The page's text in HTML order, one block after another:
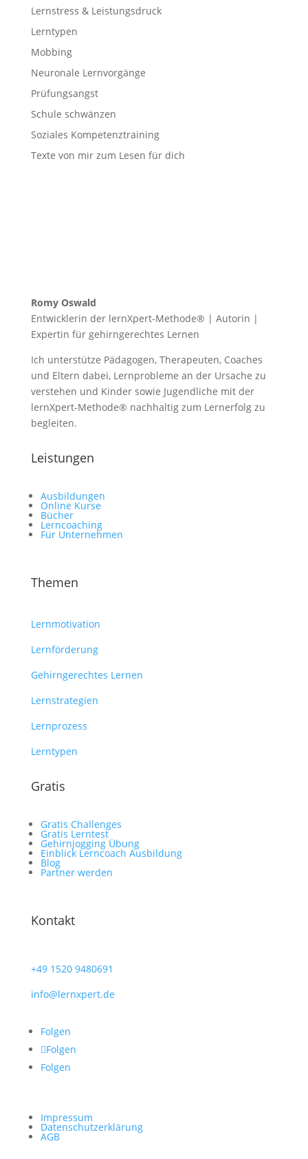
Lernstress & Leistungsdruck
Lerntypen
Mobbing
Neuronale Lernvorgänge
Prüfungsangst
Schule schwänzen
Soziales Kompetenztraining
Texte von mir zum Lesen für dich
Romy Oswald
Entwicklerin der lernXpert-Methode® | Autorin |
Expertin für gehirngerechtes Lernen
Ich unterstütze Pädagogen, Therapeuten, Coaches
und Eltern dabei, Lernprobleme an der Ursache zu
verstehen und Kinder sowie Jugendliche mit der
lernXpert-Methode® nachhaltig zum Lernerfolg zu
begleiten.
Leistungen
Ausbildungen
Online Kurse
Bücher
Lerncoaching
Für Unternehmen
Themen
Lernmotivation
Lernförderung
Gehirngerechtes Lernen
Lernstrategien
Lernprozess
Lerntypen
Gratis
Gratis Challenges
Gratis Lerntest
Gehirnjogging Übung
Einblick Lerncoach Ausbildung
Blog
Partner werden
Kontakt
+49 1520 9480691
info@lernxpert.de
Folgen
Folgen
Folgen
Impressum
Datenschutzerklärung
AGB